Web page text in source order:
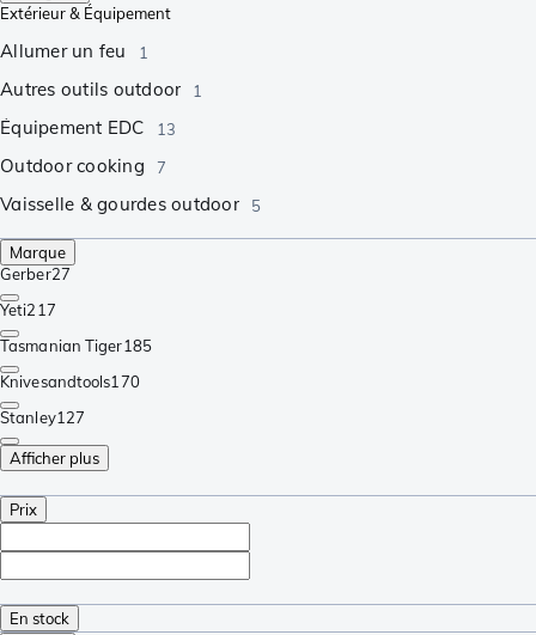
Extérieur & Équipement
Allumer un feu 1
Autres outils outdoor 1
Équipement EDC 13
Outdoor cooking 7
Vaisselle & gourdes outdoor 5
Marque
Gerber27
Yeti217
Tasmanian Tiger185
Knivesandtools170
Stanley127
Afficher plus
Prix
En stock